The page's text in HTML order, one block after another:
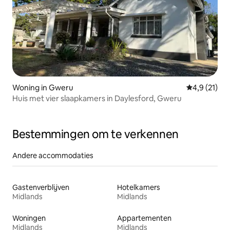
Woning in Gweru
4,9 (21)
Huis met vier slaapkamers in Daylesford, Gweru
Bestemmingen om te verkennen
Andere accommodaties
Gastenverblijven
Midlands
Hotelkamers
Midlands
Woningen
Midlands
Appartementen
Midlands